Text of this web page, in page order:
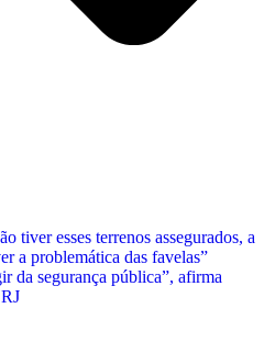
tiver esses terrenos assegurados, a
a problemática das favelas”
da segurança pública”, afirma